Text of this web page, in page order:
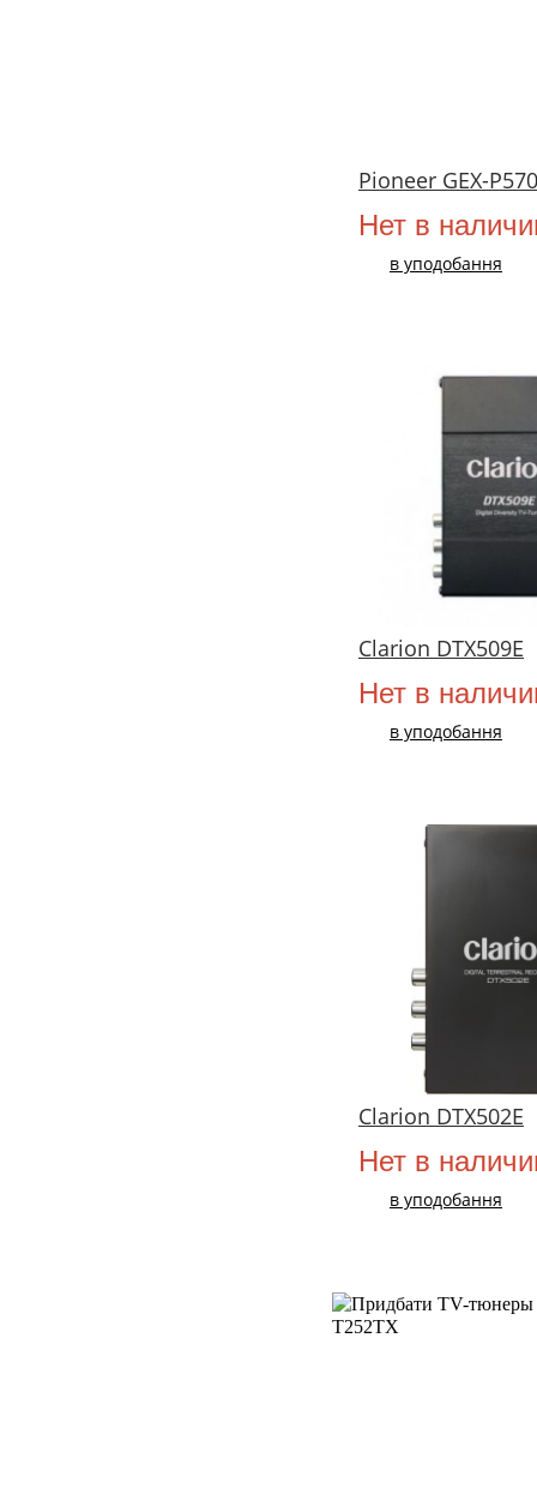
Pioneer GEX-
Нет в
в уподобання
Clarion DTX509E
Нет в
в уподобання
Clarion DTX502E
Нет в
в уподобання